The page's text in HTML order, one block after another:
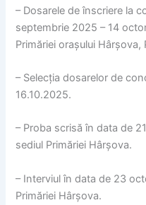
– Dosarele de înscriere la
septembrie 2025 – 14
Primăriei orașului Hârșova,
– Selecția dosarelor de
16.10.2025.
– Proba scrisă în data de
sediul Primăriei Hârșova.
– Interviul în data de 23
Primăriei Hârșova.